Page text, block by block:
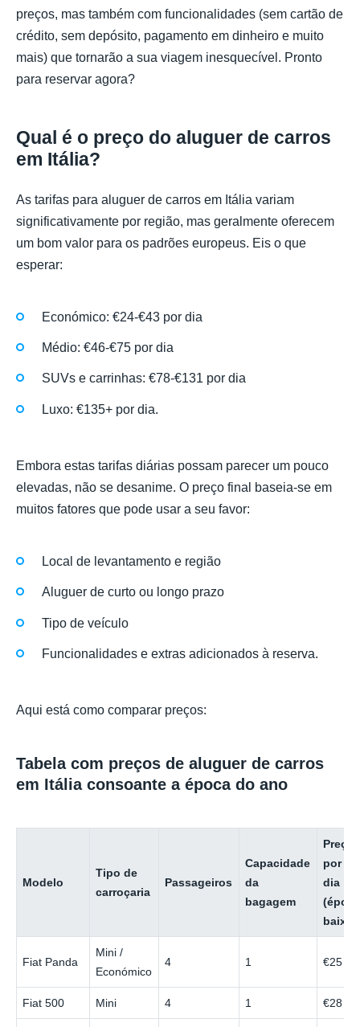
preços, mas também com funcionalidades (sem cartão de
crédito, sem depósito, pagamento em dinheiro e muito
mais) que tornarão a sua viagem inesquecível. Pronto
para reservar agora?
Qual é o preço do aluguer de carros
em Itália?
As tarifas para aluguer de carros em Itália variam
significativamente por região, mas geralmente oferecem
um bom valor para os padrões europeus. Eis o que
esperar:
Económico: €24-€43 por dia
Médio: €46-€75 por dia
SUVs e carrinhas: €78-€131 por dia
Luxo: €135+ por dia.
Embora estas tarifas diárias possam parecer um pouco
elevadas, não se desanime. O preço final baseia-se em
muitos fatores que pode usar a seu favor:
Local de levantamento e região
Aluguer de curto ou longo prazo
Tipo de veículo
Funcionalidades e extras adicionados à reserva.
Aqui está como comparar preços:
Tabela com preços de aluguer de carros
em Itália consoante a época do ano
Modelo
Tipo de
carroçaria
Passageiros
Capacidade
da
bagagem
Preço
por
dia
baixa)
Fiat Panda
Mini /
Económico
4 1 €25
Fiat 500 Mini 4 1 €28